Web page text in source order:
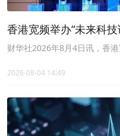
香港宽频举办“未来科
平台
财华社2026年8月4日讯，香
频成为全港首间提供完整企业
2026-08-04 14:49